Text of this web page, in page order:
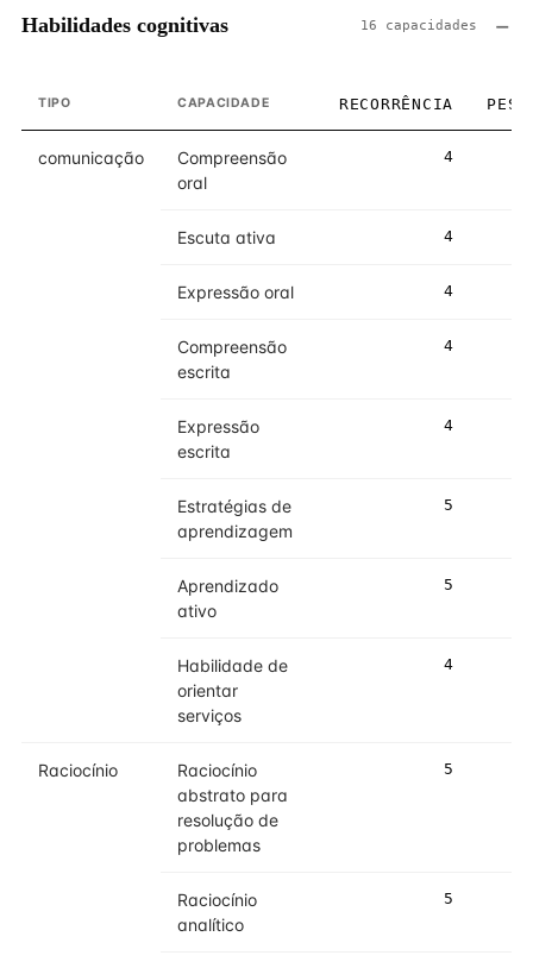
Habilidades cognitivas 16 capacidades
TIPO CAPACIDADE RECORRÊNCIA PESO
comunicação
Compreensão
oral
4
Escuta ativa 4
Expressão oral 4
Compreensão
escrita
4
Expressão
escrita
4
Estratégias de
aprendizagem
5
Aprendizado
ativo
5
Habilidade de
orientar
serviços
4
Raciocínio
Raciocínio
abstrato para
resolução de
problemas
5
Raciocínio
analítico
5